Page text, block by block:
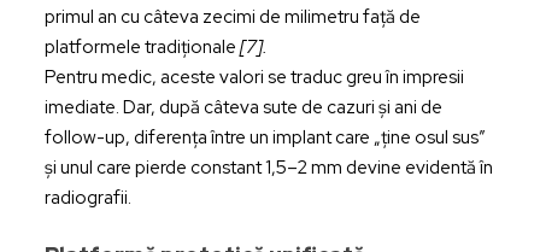
primul an cu câteva zecimi de milimetru față de
platformele tradiționale [7].
Pentru medic, aceste valori se traduc greu în impresii
imediate. Dar, după câteva sute de cazuri și ani de
follow-up, diferența între un implant care „ține osul sus”
și unul care pierde constant 1,5–2 mm devine evidentă în
radiografii.